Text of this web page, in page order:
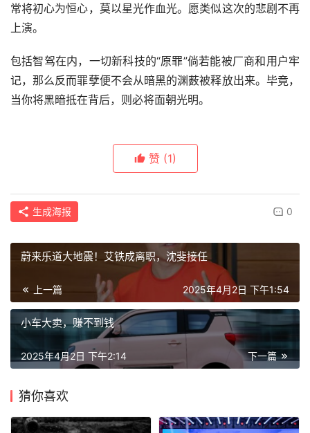
常将初心为恒心，莫以星光作血光。愿类似这次的悲剧不再
上演。
包括智驾在内，一切新科技的“原罪”倘若能被厂商和用户牢
记，那么反而罪孽便不会从暗黑的渊薮被释放出来。毕竟，
当你将黑暗抵在背后，则必将面朝光明。
赞 (1)
生成海报 0
蔚来乐道大地震！艾铁成离职，沈斐接任
上一篇 2025年4月2日 下午1:54
小车大卖，赚不到钱
下一篇
2025年4月2日 下午2:14
猜你喜欢